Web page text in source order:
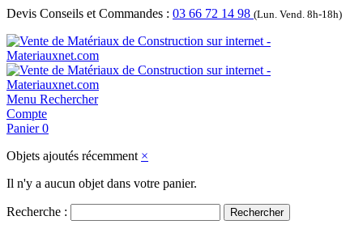
Devis Conseils et Commandes : 03 66 72 14 98 (Lun. Vend. 8h-18h)
Menu Rechercher
Compte
Panier 0
Objets ajoutés récemment ×
Il n'y a aucun objet dans votre panier.
Recherche : Rechercher